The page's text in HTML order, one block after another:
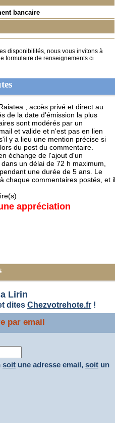
bancaire
disponibilités, nous vous invitons à
formulaire de renseignements ci
, accès privé et direct au
de la date d'émission la plus
sont modérés par un
et valide et n'est pas en lien
y a lieu une mention précise si
du post du commentaire.
échange de l'ajout d'un
un délai de 72 h maximum,
une durée de 5 ans. Le
chaque commentaires postés, et il
appréciation
Lirin
dites Chezvotrehote.fr !
par email
soit une adresse email, soit un